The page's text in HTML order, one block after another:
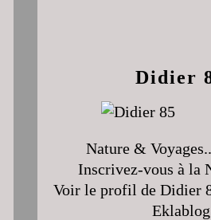
Didier
Nature &
Inscrivez-vous à la
Voir le profil de Didier
Eklablog